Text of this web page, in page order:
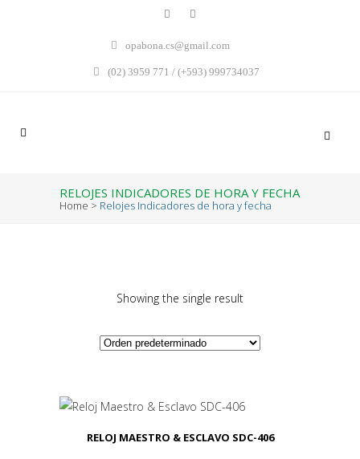
opabona.cs@gmail.com
(02) 3959 771 / (+593) 999734037
RELOJES INDICADORES DE HORA Y FECHA
Home > Relojes Indicadores de hora y fecha
Showing the single result
RELOJ MAESTRO & ESCLAVO SDC-406